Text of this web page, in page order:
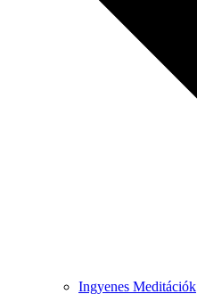
Ingyenes Meditációk